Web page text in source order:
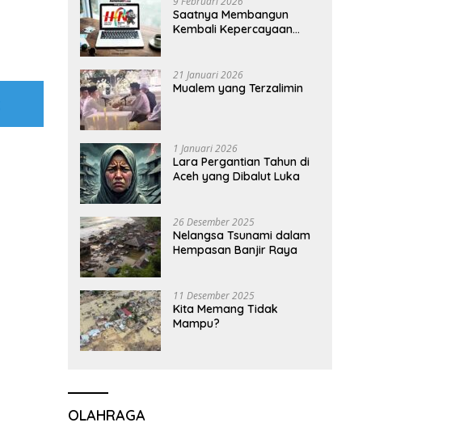
Saatnya Membangun
Kembali Kepercayaan
21 Januari 2026
Mualem yang Terzalimin
1 Januari 2026
Lara Pergantian Tahun di
Aceh yang Dibalut Luka
26 Desember 2025
Nelangsa Tsunami dalam
Hempasan Banjir Raya
11 Desember 2025
Kita Memang Tidak
Mampu?
OLAHRAGA